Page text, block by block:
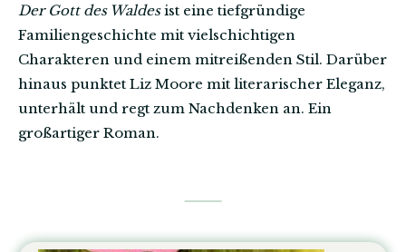
Der Gott des Waldesist eine tiefgründige
Familiengeschichte mit vielschichtigen
Charakteren und einem mitreißenden Stil. Darüber
hinaus punktet Liz Moore mit literarischer Eleganz,
unterhält und regt zum Nachdenken an. Ein
großartiger Roman.